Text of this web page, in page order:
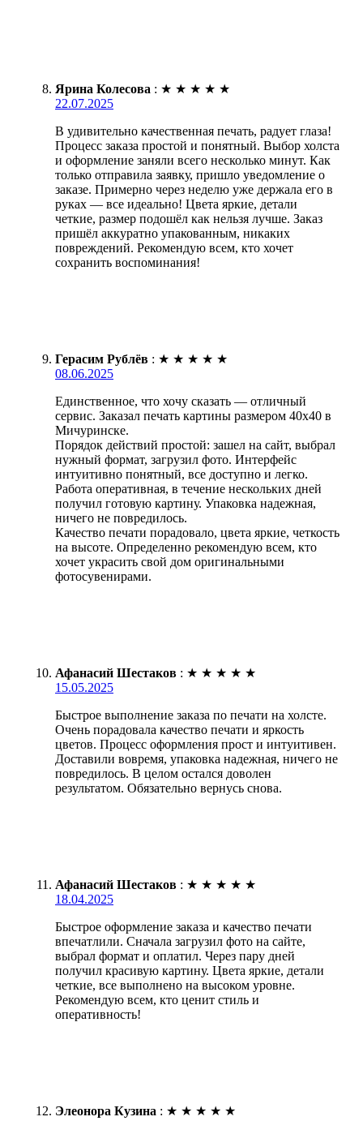
Ярина Колесова : ★ ★ ★ ★ ★
22.07.2025
В удивительно качественная печать, радует глаза!
Процесс заказа простой и понятный. Выбор холста
и оформление заняли всего несколько минут. Как
только отправила заявку, пришло уведомление о
заказе. Примерно через неделю уже держала его в
руках — все идеально! Цвета яркие, детали
четкие, размер подошёл как нельзя лучше. Заказ
пришёл аккуратно упакованным, никаких
повреждений. Рекомендую всем, кто хочет
сохранить воспоминания!
Герасим Рублёв : ★ ★ ★ ★ ★
08.06.2025
Единственное, что хочу сказать — отличный
сервис. Заказал печать картины размером 40х40 в
Мичуринске.
Порядок действий простой: зашел на сайт, выбрал
нужный формат, загрузил фото. Интерфейс
интуитивно понятный, все доступно и легко.
Работа оперативная, в течение нескольких дней
получил готовую картину. Упаковка надежная,
ничего не повредилось.
Качество печати порадовало, цвета яркие, четкость
на высоте. Определенно рекомендую всем, кто
хочет украсить свой дом оригинальными
фотосувенирами.
Афанасий Шестаков : ★ ★ ★ ★ ★
15.05.2025
Быстрое выполнение заказа по печати на холсте.
Очень порадовала качество печати и яркость
цветов. Процесс оформления прост и интуитивен.
Доставили вовремя, упаковка надежная, ничего не
повредилось. В целом остался доволен
результатом. Обязательно вернусь снова.
Афанасий Шестаков : ★ ★ ★ ★ ★
18.04.2025
Быстрое оформление заказа и качество печати
впечатлили. Сначала загрузил фото на сайте,
выбрал формат и оплатил. Через пару дней
получил красивую картину. Цвета яркие, детали
четкие, все выполнено на высоком уровне.
Рекомендую всем, кто ценит стиль и
оперативность!
Элеонора Кузина : ★ ★ ★ ★ ★